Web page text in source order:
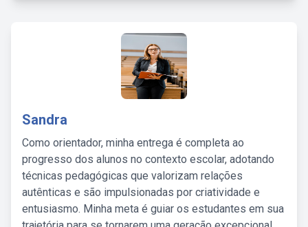
Sandra
Como orientador, minha entrega é completa ao
progresso dos alunos no contexto escolar, adotando
técnicas pedagógicas que valorizam relações
autênticas e são impulsionadas por criatividade e
entusiasmo. Minha meta é guiar os estudantes em sua